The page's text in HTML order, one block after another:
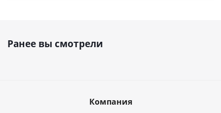
Ранее вы смотрели
Компания